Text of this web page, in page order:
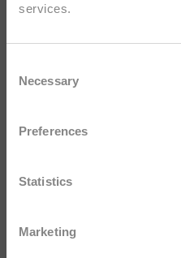
services.
Selection
Necessary
Preferences
Statistics
Marketing